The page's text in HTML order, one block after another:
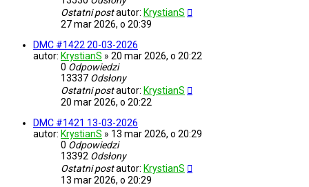
Ostatni postautor: KrystianS
27 mar 2026, o 20:39
DMC #1422 20-03-2026
autor: KrystianS » 20 mar 2026, o 20:22
0 Odpowiedzi
13337 Odsłony
Ostatni postautor: KrystianS
20 mar 2026, o 20:22
DMC #1421 13-03-2026
autor: KrystianS » 13 mar 2026, o 20:29
0 Odpowiedzi
13392 Odsłony
Ostatni postautor: KrystianS
13 mar 2026, o 20:29